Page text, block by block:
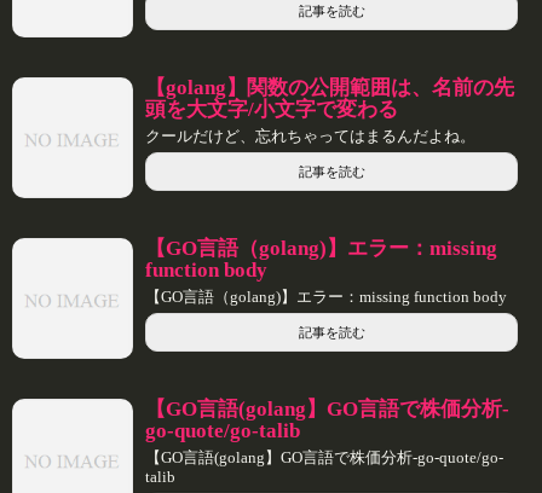
記事を読む
【golang】関数の公開範囲は、名前の先
頭を大文字/小文字で変わる
クールだけど、忘れちゃってはまるんだよね。
記事を読む
【GO言語（golang)】エラー：missing
function body
【GO言語（golang)】エラー：missing function body
記事を読む
【GO言語(golang】GO言語で株価分析-
go-quote/go-talib
【GO言語(golang】GO言語で株価分析-go-quote/go-
talib